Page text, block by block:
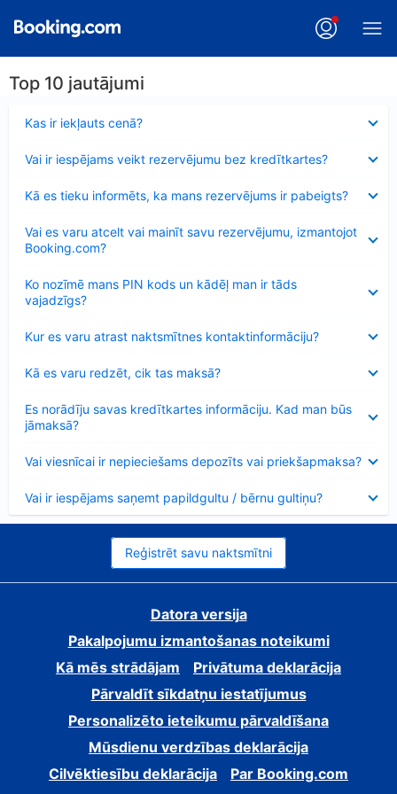
Top 10 jautājumi
Kas ir iekļauts cenā?
Vai ir iespējams veikt rezervējumu bez kredītkartes?
Kā es tieku informēts, ka mans rezervējums ir pabeigts?
Vai es varu atcelt vai mainīt savu rezervējumu, izmantojot
Booking.com?
Ko nozīmē mans PIN kods un kādēļ man ir tāds
vajadzīgs?
Kur es varu atrast naktsmītnes kontaktinformāciju?
Kā es varu redzēt, cik tas maksā?
Es norādīju savas kredītkartes informāciju. Kad man būs
jāmaksā?
Vai viesnīcai ir nepieciešams depozīts vai priekšapmaksa?
Vai ir iespējams saņemt papildgultu / bērnu gultiņu?
Reģistrēt savu naktsmītni
Datora versija
Pakalpojumu izmantošanas noteikumi
Kā mēs strādājam
Privātuma deklarācija
Pārvaldīt sīkdatņu iestatījumus
Personalizēto ieteikumu pārvaldīšana
Mūsdienu verdzības deklarācija
Cilvēktiesību deklarācija
Par Booking.com